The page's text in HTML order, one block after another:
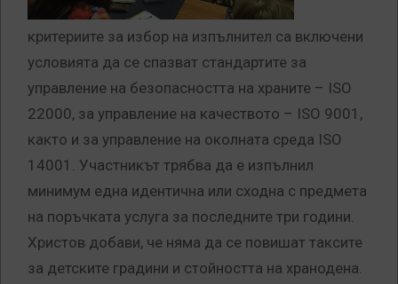
критериите за избор на изпълнител са включени
условията да се спазват стандартите за
управление на безопасността на храните – ISO
22000, за управление на качеството – ISO 9001,
както и за управление на околната среда ISO
14001. Участникът трябва да е изпълнил
минимум една идентична или сходна с предмета
на поръчката услуга за последните три години.
Христов добави, че няма да се повишат таксите
за детските градини и стойността на хранодена.